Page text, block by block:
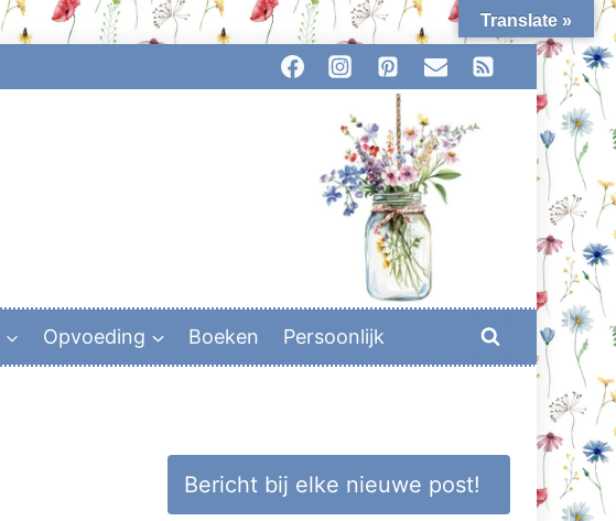
Opvoeding Boeken Persoonlijk
Bericht bij elke nieuwe post!
Translate »